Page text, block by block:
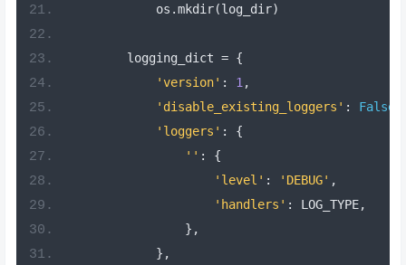
            os
.mkdir(log_dir)
        logging_dict
= {
'version' : 1 ,
'disable_existing_loggers' : False
'loggers' :
{
'' :
{
'level' : 'DEBUG' ,
'handlers' : LOG_TYPE,
},
},